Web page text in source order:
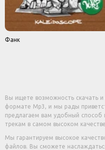
Фанк
Вы ищете возможность скачать
формате Mp3, и мы рады
предлагаем вам удобный
трекам в самом высоком
Мы гарантируем высокое
файлов. Вы сможете